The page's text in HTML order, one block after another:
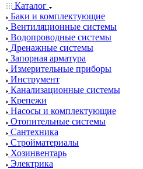
Каталог
Баки и комплектующие
Вентиляционные системы
Водопроводные системы
Дренажные системы
Запорная арматура
Измерительные приборы
Инструмент
Канализационные системы
Крепежи
Насосы и комплектующие
Отопительные системы
Сантехника
Стройматериалы
Хозинвентарь
Электрика